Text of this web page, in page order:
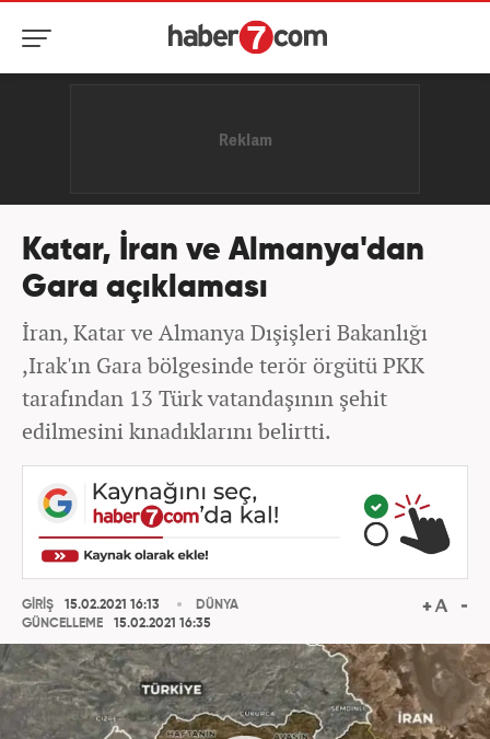
Katar, İran ve Almanya'dan
Gara açıklaması
İran, Katar ve Almanya Dışişleri Bakanlığı
,Irak'ın Gara bölgesinde terör örgütü PKK
tarafından 13 Türk vatandaşının şehit
edilmesini kınadıklarını belirtti.
GİRİŞ
15.02.2021 16:13
GÜNCELLEME
15.02.2021 16:35
DÜNYA